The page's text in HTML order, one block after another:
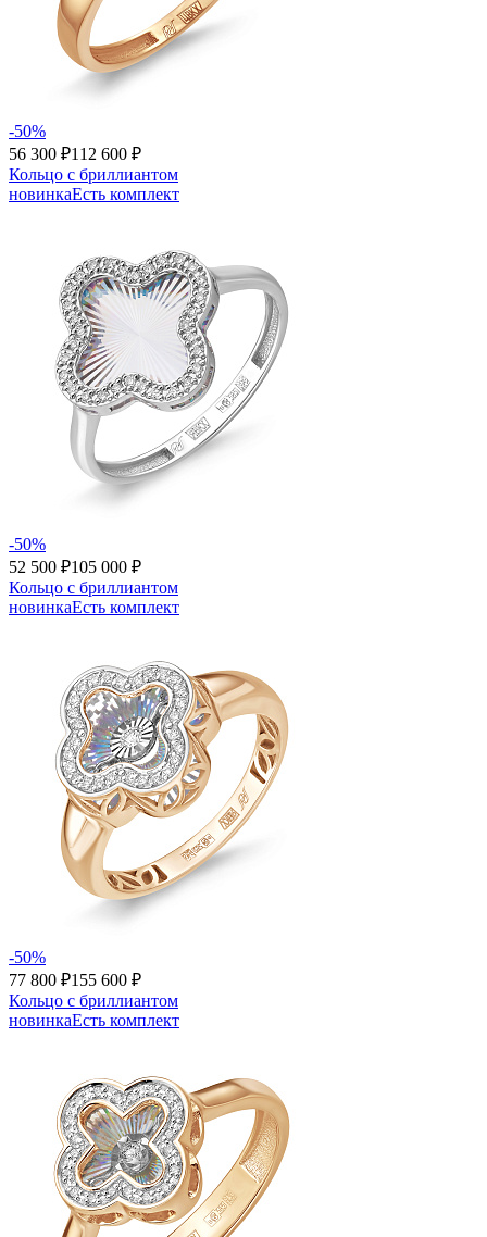
-50%
56 300 ₽112 600 ₽
Кольцо с бриллиантом
новинкаЕсть комплект
-50%
52 500 ₽105 000 ₽
Кольцо с бриллиантом
новинкаЕсть комплект
-50%
77 800 ₽155 600 ₽
Кольцо с бриллиантом
новинкаЕсть комплект